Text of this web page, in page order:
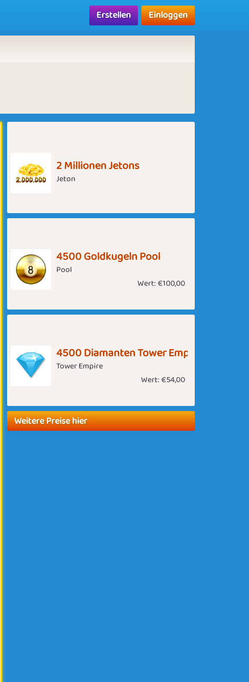
Erstellen Einloggen
2 Millionen Jetons
Jeton
4500 Goldkugeln Pool
Pool
Wert:€100,00
4500 Diamanten Tower Empire
Tower Empire
Wert:€54,00
Weitere Preise hier